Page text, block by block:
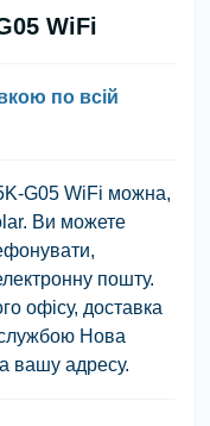
WiFi
по всій
G05 WiFi можна,
Ви можете
пошту.
офісу, доставка
Нова
вашу адресу.